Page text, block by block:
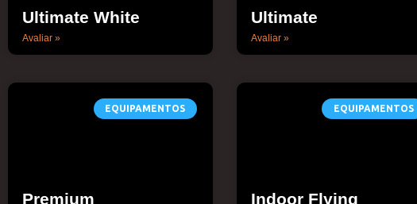
Ultimate White
Avaliar »
Ultimate
Avaliar »
EQUIPAMENTOS
Premium
EQUIPAMENTOS
Indoor Flying